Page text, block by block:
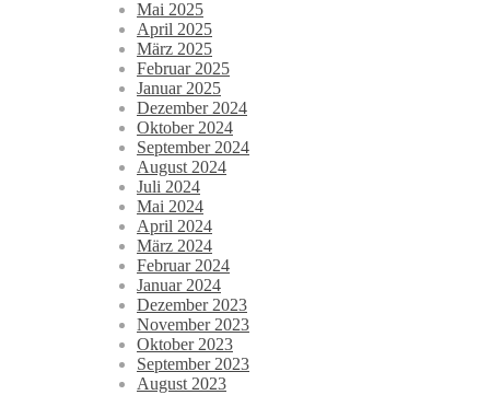
Mai 2025
April 2025
März 2025
Februar 2025
Januar 2025
Dezember 2024
Oktober 2024
September 2024
August 2024
Juli 2024
Mai 2024
April 2024
März 2024
Februar 2024
Januar 2024
Dezember 2023
November 2023
Oktober 2023
September 2023
August 2023